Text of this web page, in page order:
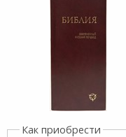
Как приобрести